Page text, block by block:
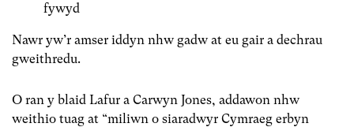
fywyd
Nawr yw’r amser iddyn nhw gadw at eu gair a dechrau
gweithredu.
O ran y blaid Lafur a Carwyn Jones, addawon nhw
weithio tuag at “miliwn o siaradwyr Cymraeg erbyn